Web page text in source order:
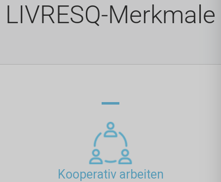
LIVRESQ-Merkmale
Kooperativ arbeiten